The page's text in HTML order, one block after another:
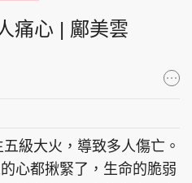
東Touch
痛心 | 鄺美雲
級大火，導致多人傷亡。
心都揪緊了，生命的脆弱